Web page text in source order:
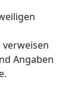
Angaben